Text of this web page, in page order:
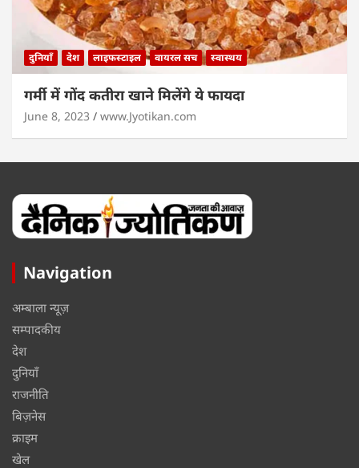
दुनियाँ देश लाइफस्टाइल वायरल सच स्वास्थय
गर्मी में गोंद कतीरा खाने मिलेंगे ये फायदा
June 8, 2023 www.Jyotikan.com
Navigation
अम्बाला न्यूज़
सम्पादकीय
देश
दुनियाँ
राजनीति
बिज़नेस
क्राइम
खेल